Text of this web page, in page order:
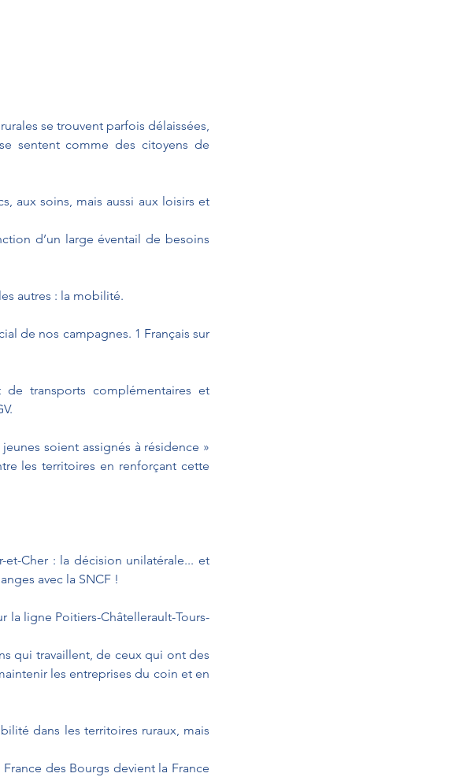
se trouvent parfois délaissées,
sentent comme des citoyens de
aux soins, mais aussi aux loisirs et
d’un large éventail de besoins
autres : la mobilité.
de nos campagnes. 1 Français sur
transports complémentaires et
soient assignés à résidence »
les territoires en renforçant cette
Cher : la décision unilatérale... et
avec la SNCF !
la ligne Poitiers-Châtellerault-Tours-
qui travaillent, de ceux qui ont des
les entreprises du coin et en
dans les territoires ruraux, mais
des Bourgs devient la France